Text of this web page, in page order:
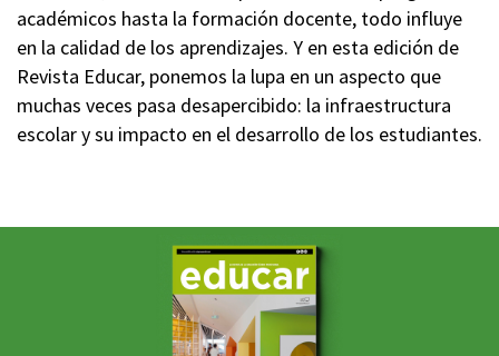
académicos hasta la formación docente, todo influye
en la calidad de los aprendizajes. Y en esta edición de
Revista Educar, ponemos la lupa en un aspecto que
muchas veces pasa desapercibido: la infraestructura
escolar y su impacto en el desarrollo de los estudiantes.